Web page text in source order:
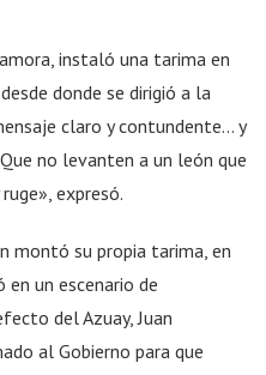
instaló una tarima en
donde se dirigió a la
claro y contundente… y
no levanten a un león que
expresó.
montó su propia tarima, en
un escenario de
del Azuay, Juan
al Gobierno para que